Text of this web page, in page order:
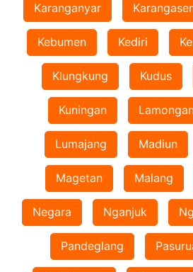
Karanganyar
Kebumen Kediri
Klungkung Kudus
Kuningan
Lumajang Madiun
Magetan Malang
Negara Nganjuk
Pandeglang